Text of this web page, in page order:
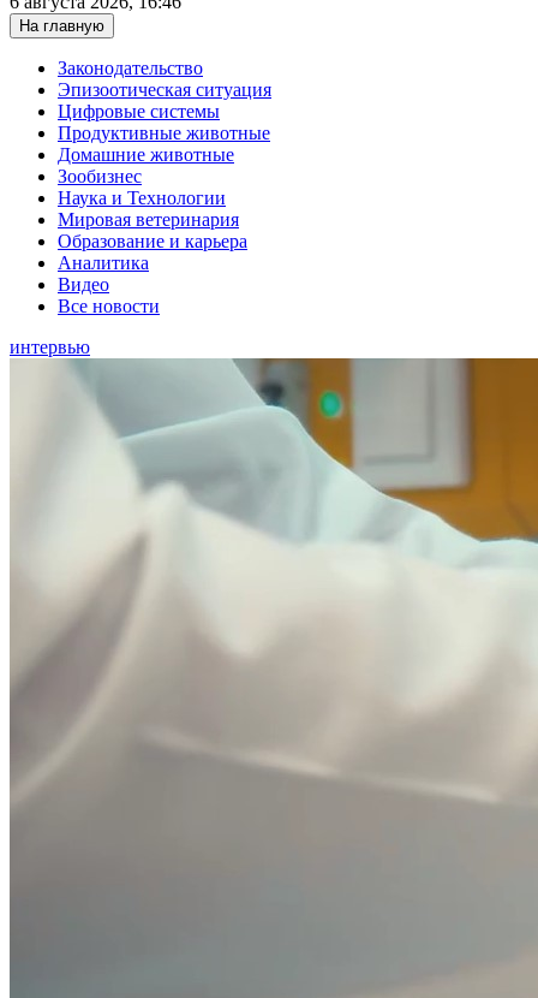
На главную
Законодательство
Эпизоотическая ситуация
Цифровые системы
Продуктивные животные
Домашние животные
Зообизнес
Наука и Технологии
Мировая ветеринария
Образование и карьера
Аналитика
Видео
Все новости
интервью